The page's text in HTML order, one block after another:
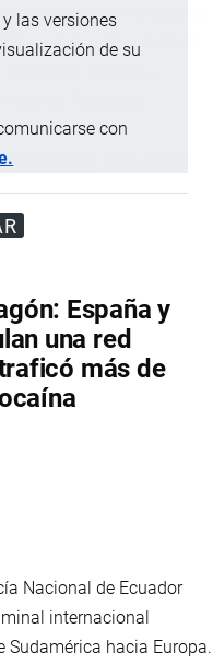
y las versiones
de su
con
proyectos mineros de
producirán y cuál es
Warintza,
Carlos Panantza.
España y
una red
más de
Nacional de Ecuador
internacional
hacia Europa.